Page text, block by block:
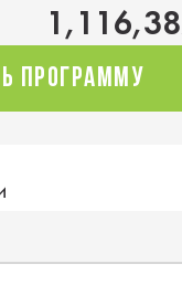
программу